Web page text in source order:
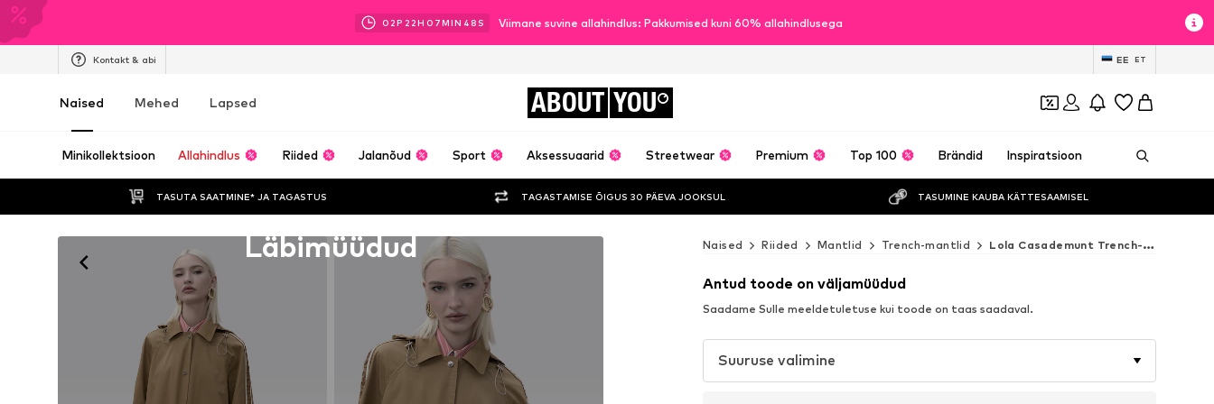
02P 22H 07MIN 46 S Viimane suvine allahindlus: Pakkumised kuni 60% allahindlusega
Kontakt & abi EE ET
Naised Mehed Lapsed ABOUT YOU
Minikollektsioon Allahindlus Riided Jalanõud Sport Aksessuaarid Streetwear Premium Top 100 Brändid Inspiratsioon
TASUTA SAATMINE* JA TAGASTUS TAGASTAMISE ÕIGUS 30 PÄEVA JOOKSUL TASUMINE KAUBA KÄTTESAAMISEL
Läbimüüdud Naised Riided Mantlid Trench-mantlid Lola Casademunt Trench-mantlid
Antud toode on väljamüüdud
Saadame Sulle meeldetuletuse kui toode on taas saadaval.
Suuruse valimine